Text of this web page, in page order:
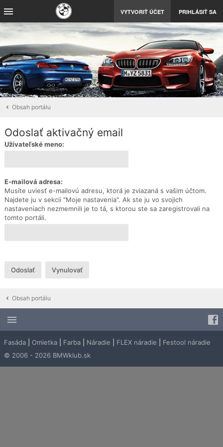
VYTVORIŤ ÚČET PRIHLÁSIŤ SA
Obsah portálu
Odoslať aktivačný email
Užívateľské meno:
E-mailová adresa:
Musíte uviesť e-mailovú adresu, ktorá je zviazaná s vašim účtom.
Najdete ju v sekcii "Moje nastavenia". Ak ste ju vo svojich
nastaveniach nezmemnili je to tá, s ktorou ste sa zaregistrovali na
tomto portáli.
Obsah portálu
Fasáda Omietka Farba Náradie FLEX náradie
Festool náradie
© 2006 - 2026 BMWklub.sk